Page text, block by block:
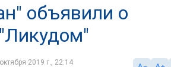
объявили о
2019 г., 22:14